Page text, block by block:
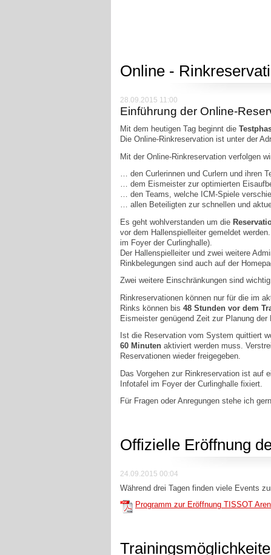
Online -
28.09.2015 11:00
Einführung der Online-
Mit dem heutigen Tag beginnt die
Die Online-Rinkreservation ist unter der
Mit der Online-Rinkreservation verfolgen
… den Curlerinnen und Curlern und ihren
… dem Eismeister zur optimierten
… den Teams, welche ICM-Spiele
… allen Beteiligten zur schnellen und
Es geht wohlverstanden um die
vor dem Hallenspielleiter gemeldet
im Foyer der Curlinghalle).
Der Hallenspielleiter und zwei weitere
Rinkbelegungen sind auch auf der
Zwei weitere Einschränkungen sind
Rinkreservationen können nur für die im
Rinks können bis 48 Stunden vor dem
Eismeister genügend Zeit zur Planung der
Ist die Reservation vom System quittiert
60 Minuten aktiviert werden muss.
Reservationen wieder freigegeben.
Das Vorgehen zur Rinkreservation ist auf
Infotafel im Foyer der Curlinghalle fixiert.
Für Fragen oder Anregungen stehe ich
Offizielle Eröffnung
24.09.2015 00:04
Während drei Tagen finden viele Events
Programm zur Eröffnung TISSOT